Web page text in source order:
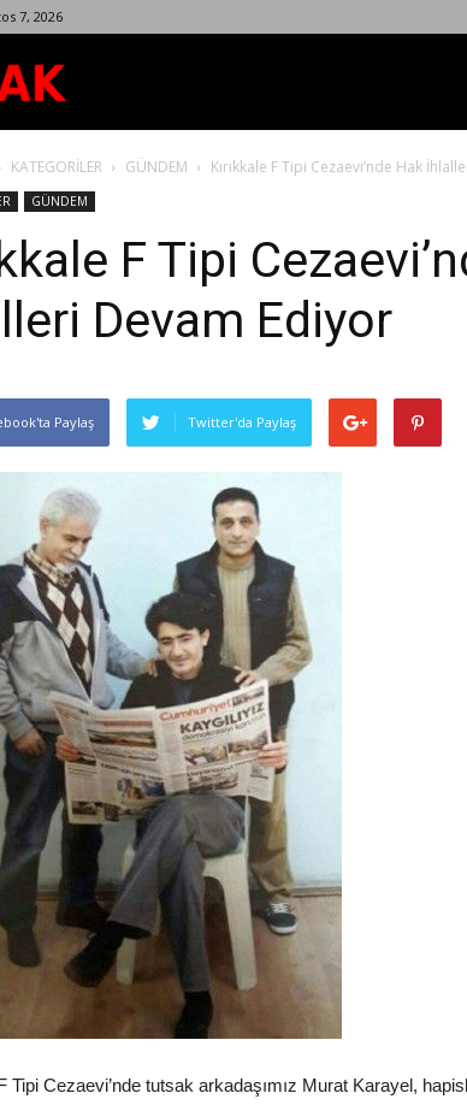
7, 2026
Dergisi
KATEGORİLER GÜNDEM Kırıkkale F Tipi Cezaevi’nde Hak
GÜNDEM
F Tipi
Devam Ediyor
Paylaş Twitter'da Paylaş
Tipi Cezaevi’nde tutsak arkadaşımız Murat Karayel,